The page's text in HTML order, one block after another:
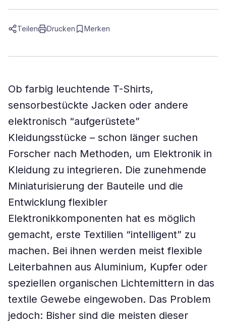
Teilen Drucken Merken
Ob farbig leuchtende T-Shirts,
sensorbestückte Jacken oder andere
elektronisch “aufgerüstete”
Kleidungsstücke – schon länger suchen
Forscher nach Methoden, um Elektronik in
Kleidung zu integrieren. Die zunehmende
Miniaturisierung der Bauteile und die
Entwicklung flexibler
Elektronikkomponenten hat es möglich
gemacht, erste Textilien “intelligent” zu
machen. Bei ihnen werden meist flexible
Leiterbahnen aus Aluminium, Kupfer oder
speziellen organischen Lichtemittern in das
textile Gewebe eingewoben. Das Problem
jedoch: Bisher sind die meisten dieser